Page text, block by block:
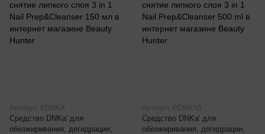
Артикул: PDNKA
Средство DNKa' для
обезжиривания, дегидрации,
Артикул: PDNKA5
Средство DNKa' для
обезжиривания, дегидрации,